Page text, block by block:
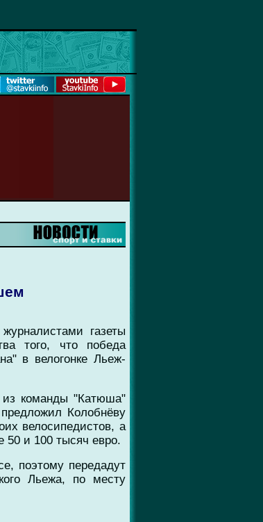
газеты
того, что победа
в велогонке Льеж-
из команды "Катюша"
Колобнёву
велосипедистов, а
50 и 100 тысяч евро.
поэтому передадут
Льежа, по месту